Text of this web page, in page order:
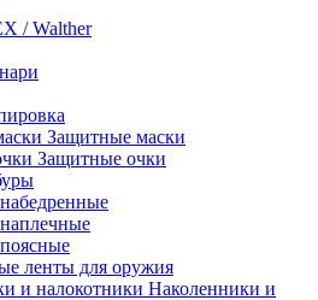
/ Walther
Защитные маски
Защитные очки
ленты для оружия
Наколенники и